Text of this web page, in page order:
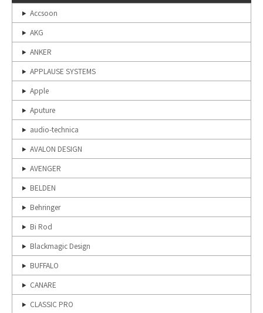
Accsoon
AKG
ANKER
APPLAUSE SYSTEMS
Apple
Aputure
audio-technica
AVALON DESIGN
AVENGER
BELDEN
Behringer
Bi Rod
Blackmagic Design
BUFFALO
CANARE
CLASSIC PRO